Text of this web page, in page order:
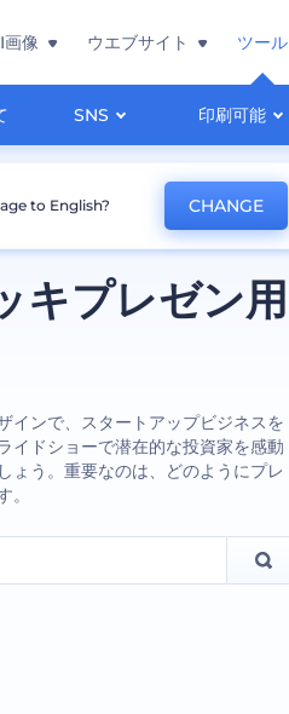
画像 ウエブサイト ツール
SNS 印刷可能
キプレゼン用
インで、スタートアップビジネスを
イドショーで潜在的な投資家を感動
ょう。重要なのは、どのようにプレ
to English? CHANGE